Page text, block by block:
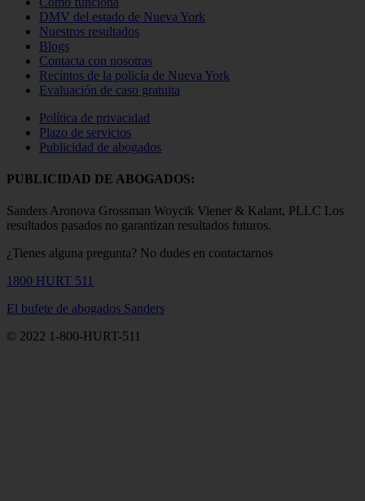
DMV del estado de Nueva York
Nuestros resultados
Blogs
Contacta con nosotras
Recintos de la policía de Nueva York
Evaluación de caso gratuita
Política de privacidad
Plazo de servicios
Publicidad de abogados
PUBLICIDAD DE ABOGADOS:
Sanders Aronova Grossman Woycik Viener & Kalant, PLLC Los
resultados pasados no garantizan resultados futuros.
¿Tienes alguna pregunta? No dudes en contactarnos
1800 HURT 511
El bufete de abogados Sanders
© 2022 1-800-HURT-511